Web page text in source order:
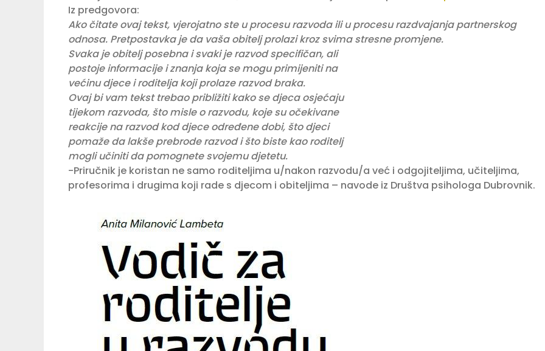
Iz predgovora:
Ako čitate ovaj tekst, vjerojatno ste u procesu razvoda ili u procesu razdvajanja partnerskog
odnosa. Pretpostavka je da vaša obitelj prolazi kroz svima stresne promjene.
Svaka je obitelj posebna i svaki je razvod specifičan, ali
postoje informacije i znanja koja se mogu primijeniti na
većinu djece i roditelja koji prolaze razvod braka.
Ovaj bi vam tekst trebao približiti kako se djeca osjećaju
tijekom razvoda, što misle o razvodu, koje su očekivane
reakcije na razvod kod djece određene dobi, što djeci
pomaže da lakše prebrode razvod i što biste kao roditelj
mogli učiniti da pomognete svojemu djetetu.
-Priručnik je koristan ne samo roditeljima u/nakon razvodu/a već i odgojiteljima, učiteljima,
profesorima i drugima koji rade s djecom i obiteljima – navode iz Društva psihologa Dubrovnik.